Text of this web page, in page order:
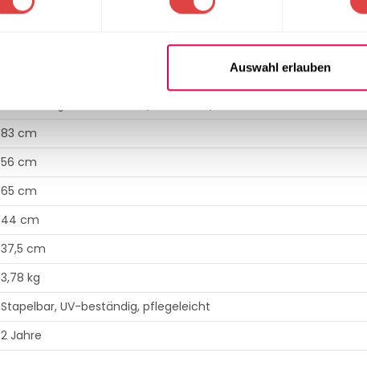
Auswahl erlauben
Purezza
83 cm
56 cm
65 cm
44 cm
37,5 cm
3,78 kg
Stapelbar, UV-beständig, pflegeleicht
2 Jahre